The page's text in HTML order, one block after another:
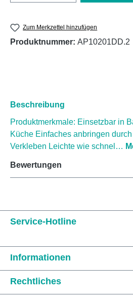
Zum Merkzettel hinzufügen
Produktnummer: AP10201DD.2
Beschreibung
Produktmerkmale: Einsetzbar in
Küche Einfaches anbringen
Verkleben Leichte wie schnel…
Bewertungen
Service-Hotline
Informationen
Rechtliches